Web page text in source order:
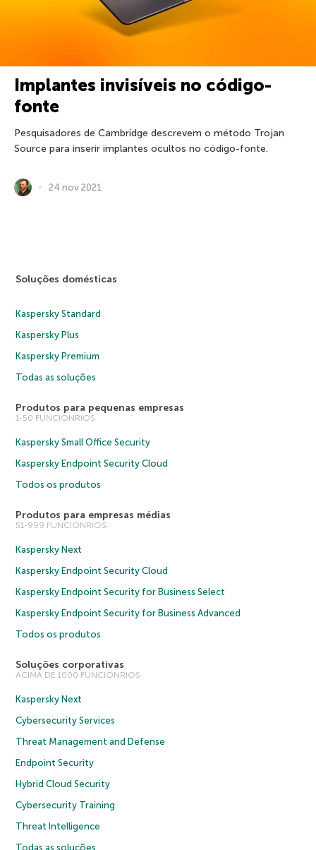
Implantes invisíveis no código-
fonte
Pesquisadores de Cambridge descrevem o método Trojan
Source para inserir implantes ocultos no código-fonte.
24 nov 2021
Soluções domésticas
Kaspersky Standard
Kaspersky Plus
Kaspersky Premium
Todas as soluções
Produtos para pequenas empresas
1-50 FUNCIONRIOS
Kaspersky Small Office Security
Kaspersky Endpoint Security Cloud
Todos os produtos
Produtos para empresas médias
51-999 FUNCIONRIOS
Kaspersky Next
Kaspersky Endpoint Security Cloud
Kaspersky Endpoint Security for Business Select
Kaspersky Endpoint Security for Business Advanced
Todos os produtos
Soluções corporativas
ACIMA DE 1000 FUNCIONRIOS
Kaspersky Next
Cybersecurity Services
Threat Management and Defense
Endpoint Security
Hybrid Cloud Security
Cybersecurity Training
Threat Intelligence
Todas as soluções